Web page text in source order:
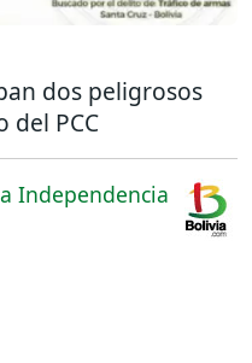
dos peligrosos
del PCC